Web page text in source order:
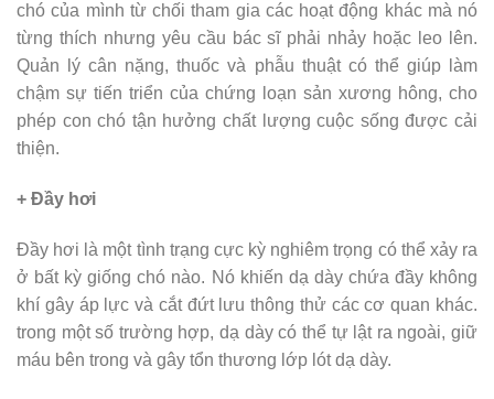
chó của mình từ chối tham gia các hoạt động khác mà nó
từng thích nhưng yêu cầu bác sĩ phải nhảy hoặc leo lên.
Quản lý cân nặng, thuốc và phẫu thuật có thể giúp làm
chậm sự tiến triển của chứng loạn sản xương hông, cho
phép con chó tận hưởng chất lượng cuộc sống được cải
thiện.
+ Đầy hơi
Đầy hơi là một tình trạng cực kỳ nghiêm trọng có thể xảy ra
ở bất kỳ giống chó nào. Nó khiến dạ dày chứa đầy không
khí gây áp lực và cắt đứt lưu thông thử các cơ quan khác.
trong một số trường hợp, dạ dày có thể tự lật ra ngoài, giữ
máu bên trong và gây tổn thương lớp lót dạ dày.